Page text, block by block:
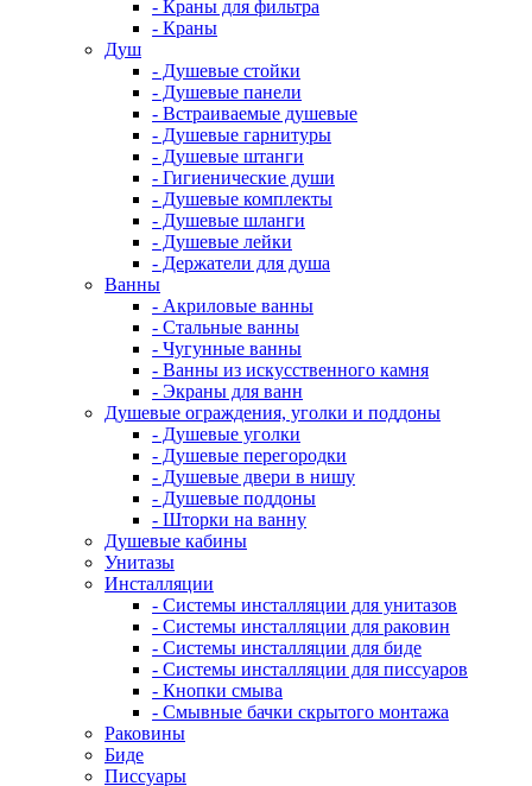
- Краны для фильтра
- Краны
Душ
- Душевые стойки
- Душевые панели
- Встраиваемые душевые
- Душевые гарнитуры
- Душевые штанги
- Гигиенические души
- Душевые комплекты
- Душевые шланги
- Душевые лейки
- Держатели для душа
Ванны
- Акриловые ванны
- Стальные ванны
- Чугунные ванны
- Ванны из искусственного камня
- Экраны для ванн
Душевые ограждения, уголки и поддоны
- Душевые уголки
- Душевые перегородки
- Душевые двери в нишу
- Душевые поддоны
- Шторки на ванну
Душевые кабины
Унитазы
Инсталляции
- Системы инсталляции для унитазов
- Системы инсталляции для раковин
- Системы инсталляции для биде
- Системы инсталляции для писсуаров
- Кнопки смыва
- Смывные бачки скрытого монтажа
Раковины
Биде
Писсуары